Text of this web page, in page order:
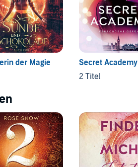
der Magie
Secret Academy
2 Titel